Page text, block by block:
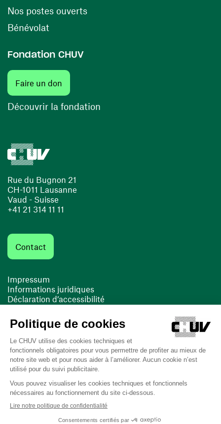
Rue du Bugnon 21
CH-1011 Lausanne
Vaud - Suisse
+41 21 314 11 11
Contact
Impressum
Informations juridiques
Déclaration d’accessibilité
Cookies
(opens in a new window)
(opens in a new window)
Nos postes ouverts(opens in a new window)
Bénévolat
Fondation CHUV
Faire un don
Découvrir la fondation